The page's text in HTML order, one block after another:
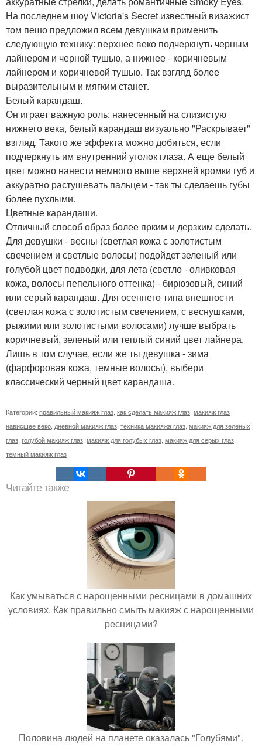
На последнем шоу Victoria's Secret известный визажист
том пешо предложил всем девушкам применить
следующую технику: верхнее веко подчеркнуть черным
лайнером и черной тушью, а нижнее - коричневым
лайнером и коричневой тушью. Так взгляд более
выразительным и мягким станет.
Белый карандаш.
Он играет важную роль: нанесенный на слизистую
нижнего века, белый карандаш визуально "Раскрывает"
взгляд. Такого же эффекта можно добиться, если
подчеркнуть им внутренний уголок глаза. А еще белый
цвет можно нанести немного выше верхней кромки губ и
аккуратно растушевать пальцем - так ты сделаешь губы
более пухлыми.
Цветные карандаши.
Отличный способ образ более ярким и дерзким сделать.
Для девушки - весны (светлая кожа с золотистым
свечением и светлые волосы) подойдет зеленый или
голубой цвет подводки, для лета (светло - оливковая
кожа, волосы пепельного оттенка) - бирюзовый, синий
или серый карандаш. Для осеннего типа внешности
(светлая кожа с золотистым свечением, с веснушками,
рыжими или золотистыми волосами) лучше выбрать
коричневый, зеленый или теплый синий цвет лайнера.
Лишь в том случае, если же ты девушка - зима
(фарфоровая кожа, темные волосы), выбери
классический черный цвет карандаша.
Категории: правильный макияж глаз как сделать макияж глаз макияж глаз
нависшее веко дневной макияж глаз техника макияжа глаз макияж для зеленых
глаз голубой макияж глаз макияж для голубых глаз макияж для серых глаз
темный макияж глаз
Читайте также
Как умываться с нарощенными ресницами в домашних
условиях. Как правильно смыть макияж с нарощенными
ресницами?
Половина людей на планете оказалась "Голубями".